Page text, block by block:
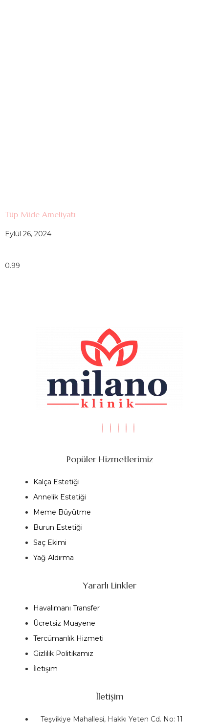
Tüp Mide Ameliyatı
Eylül 26, 2024
Popüler Hizmetlerimiz
Kalça Estetiği
Annelik Estetiği
Meme Büyütme
Burun Estetiği
Saç Ekimi
Yağ Aldırma
Yararlı Linkler
Havalimanı Transfer
Ücretsiz Muayene
Tercümanlık Hizmeti
Gizlilik Politikamız
İletişim
İletişim
Teşvikiye Mahallesi, Hakkı Yeten Cd. No: 11